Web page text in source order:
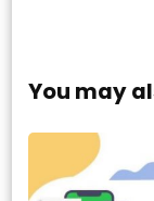
You may